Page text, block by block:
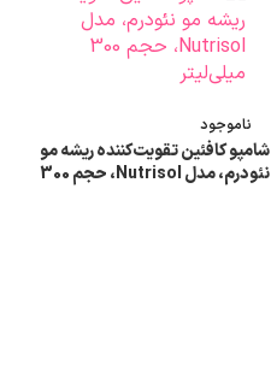
ناموجود
شامپو کافئین تقویت‌کننده ریشه مو
نئودرم، مدل Nutrisol، حجم 300